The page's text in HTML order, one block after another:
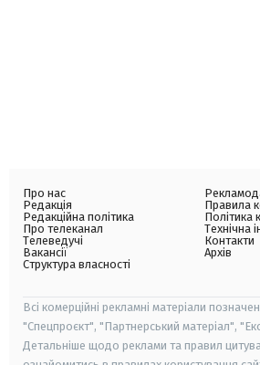
Про нас
Редакція
Редакційна політика
Про телеканал
Телеведучі
Вакансії
Структура власності
Правила
Політика
Технічна
Контакти
Архів
Всі комерційні рекламні матеріали
"Спецпроєкт", "Партнерський матеріал",
Детальніше щодо реклами та правил